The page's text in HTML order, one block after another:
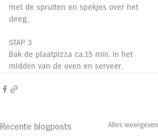
met de spruiten en spekjes over het
deeg.
STAP 3
Bak de plaatpizza ca.15 min. in het
midden van de oven en serveer.
Recente blogposts Alles weergeven